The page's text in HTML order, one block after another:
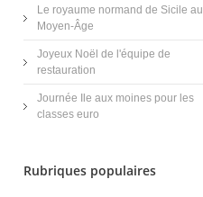
Le royaume normand de Sicile au
Moyen-Âge
Joyeux Noël de l'équipe de
restauration
Journée Ile aux moines pour les
classes euro
Rubriques populaires